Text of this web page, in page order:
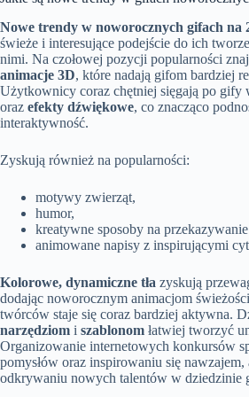
Nowe trendy w noworocznych gifach na
świeże i interesujące podejście do ich
nimi. Na czołowej pozycji popularności
animacje 3D, które nadają gifom bardziej
Użytkownicy coraz chętniej sięgają po gify
oraz efekty dźwiękowe, co znacząco
interaktywność.
Zyskują również na popularności:
motywy zwierząt,
humor,
kreatywne sposoby na
animowane napisy z inspirującymi
Kolorowe, dynamiczne tła zyskują
dodając noworocznym animacjom
twórców staje się coraz bardziej aktywna.
narzędziom i szablonom łatwiej tworzyć
Organizowanie internetowych konkursów
pomysłów oraz inspirowaniu się nawzajem,
odkrywaniu nowych talentów w dziedzinie